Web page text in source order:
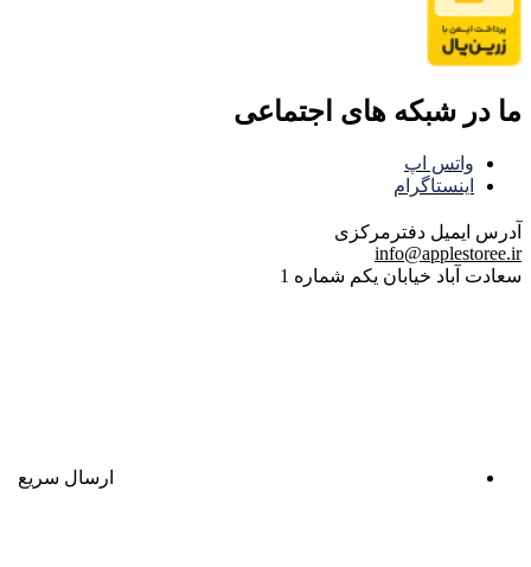
ما در شبکه های اجتماعی
واتس اپ
اینستاگرام
آدرس ایمیل دفترمرکزی
info@applestoree.ir
سعادت آباد خیابان یکم شماره 1
ارسال سریع